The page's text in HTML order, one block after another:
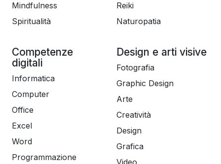
Mindfulness
Spiritualità
Reiki
Naturopatia
Competenze
digitali
Informatica
Computer
Office
Excel
Word
Programmazione
Design e arti visive
Fotografia
Graphic Design
Arte
Creatività
Design
Grafica
Video